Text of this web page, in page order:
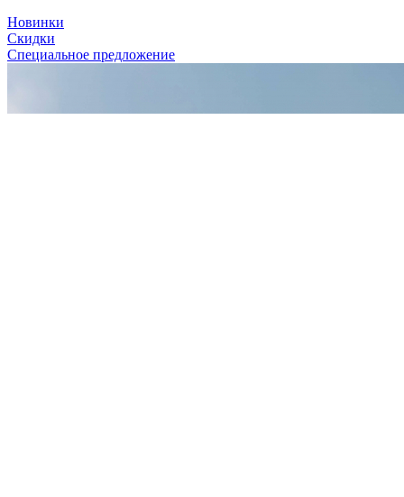
Новинки
Скидки
Специальное предложение